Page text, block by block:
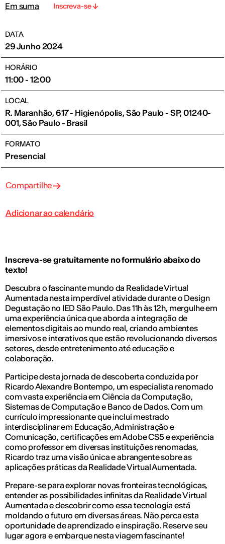
Em suma Inscreva-se
DATA
29 Junho 2024
HORÁRIO
11:00 - 12:00
LOCAL
R. Maranhão, 617 - Higienópolis, São Paulo - SP, 01240-
001, São Paulo - Brasil
FORMATO
Presencial
Compartilhe
Adicionar ao calendário
Inscreva-se gratuitamente no formulário abaixo do
texto!
Descubra o fascinante mundo da Realidade Virtual
Aumentada nesta imperdível atividade durante o Design
Degustação no IED São Paulo. Das 11h às 12h, mergulhe em
uma experiência única que aborda a integração de
elementos digitais ao mundo real, criando ambientes
imersivos e interativos que estão revolucionando diversos
setores, desde entretenimento até educação e
colaboração.
Participe desta jornada de descoberta conduzida por
Ricardo Alexandre Bontempo, um especialista renomado
com vasta experiência em Ciência da Computação,
Sistemas de Computação e Banco de Dados. Com um
currículo impressionante que inclui mestrado
interdisciplinar em Educação, Administração e
Comunicação, certificações em Adobe CS5 e experiência
como professor em diversas instituições renomadas,
Ricardo traz uma visão única e abrangente sobre as
aplicações práticas da Realidade Virtual Aumentada.
Prepare-se para explorar novas fronteiras tecnológicas,
entender as possibilidades infinitas da Realidade Virtual
Aumentada e descobrir como essa tecnologia está
moldando o futuro em diversas áreas. Não perca esta
oportunidade de aprendizado e inspiração. Reserve seu
lugar agora e embarque nesta viagem fascinante!